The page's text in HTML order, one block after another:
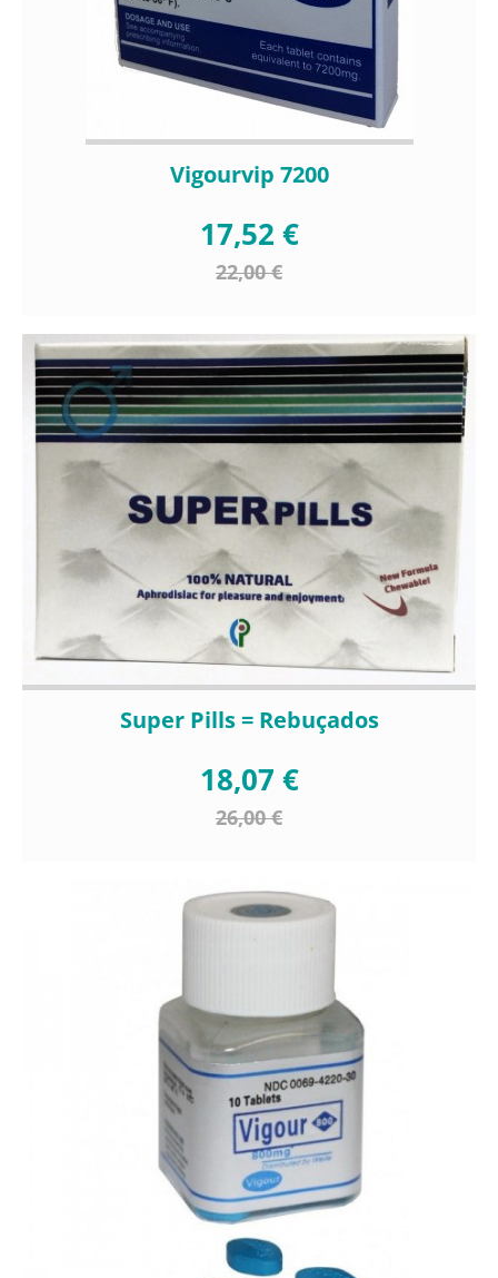
Vigourvip 7200
17,52 €
22,00 €
Super Pills = Rebuçados
18,07 €
26,00 €